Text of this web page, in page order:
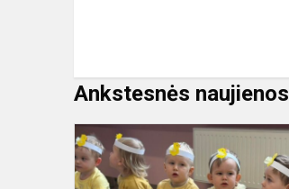
Ankstesnės naujienos